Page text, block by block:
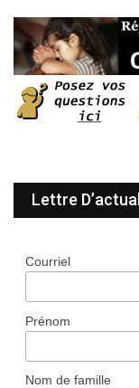
Lettre
Courriel
Prénom
Nom de famille